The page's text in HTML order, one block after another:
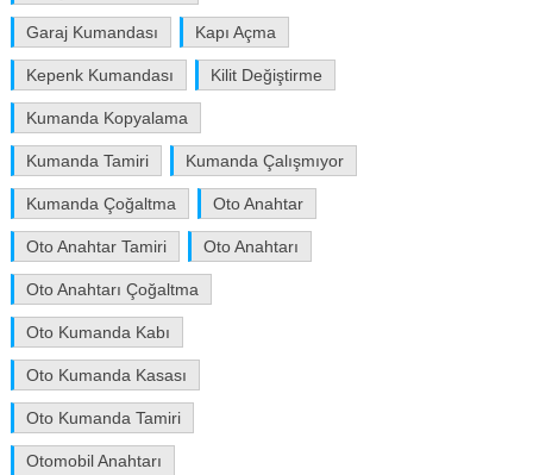
Garaj Kumandası Kapı Açma
Kepenk Kumandası Kilit Değiştirme
Kumanda Kopyalama
Kumanda Tamiri Kumanda Çalışmıyor
Kumanda Çoğaltma Oto Anahtar
Oto Anahtar Tamiri Oto Anahtarı
Oto Anahtarı Çoğaltma
Oto Kumanda Kabı
Oto Kumanda Kasası
Oto Kumanda Tamiri
Otomobil Anahtarı